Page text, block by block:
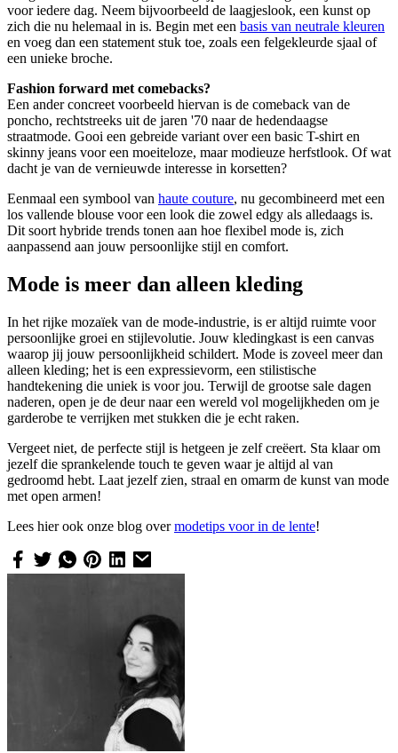
voor iedere dag. Neem bijvoorbeeld de laagjeslook, een kunst op
zich die nu helemaal in is. Begin met een basis van neutrale kleuren
en voeg dan een statement stuk toe, zoals een felgekleurde sjaal of
een unieke broche.
Fashion forward met comebacks?
Een ander concreet voorbeeld hiervan is de comeback van de
poncho, rechtstreeks uit de jaren '70 naar de hedendaagse
straatmode. Gooi een gebreide variant over een basic T-shirt en
skinny jeans voor een moeiteloze, maar modieuze herfstlook. Of wat
dacht je van de vernieuwde interesse in korsetten?
Eenmaal een symbool van haute couture, nu gecombineerd met een
los vallende blouse voor een look die zowel edgy als alledaags is.
Dit soort hybride trends tonen aan hoe flexibel mode is, zich
aanpassend aan jouw persoonlijke stijl en comfort.
Mode is meer dan alleen kleding
In het rijke mozaïek van de mode-industrie, is er altijd ruimte voor
persoonlijke groei en stijlevolutie. Jouw kledingkast is een canvas
waarop jij jouw persoonlijkheid schildert. Mode is zoveel meer dan
alleen kleding; het is een expressievorm, een stilistische
handtekening die uniek is voor jou. Terwijl de grootse sale dagen
naderen, open je de deur naar een wereld vol mogelijkheden om je
garderobe te verrijken met stukken die je echt raken.
Vergeet niet, de perfecte stijl is hetgeen je zelf creëert. Sta klaar om
jezelf die sprankelende touch te geven waar je altijd al van
gedroomd hebt. Laat jezelf zien, straal en omarm de kunst van mode
met open armen!
Lees hier ook onze blog overmodetips voor in de lente!